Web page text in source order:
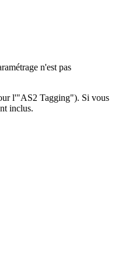
n'est pas
l'"AS2 Tagging"). Si vous
inclus.